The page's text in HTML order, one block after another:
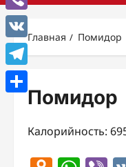
Главная Помидор
Помидор
Калорийность:
Viber
VK
Telegram
Отправить